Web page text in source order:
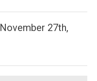
November 27th,